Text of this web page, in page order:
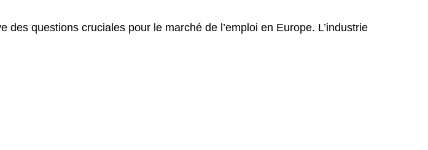
questions cruciales pour le marché de l’emploi en Europe. L’industrie